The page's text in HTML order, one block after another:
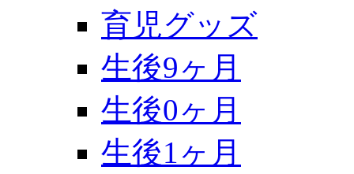
育児グッズ
生後9ヶ月
生後0ヶ月
生後1ヶ月